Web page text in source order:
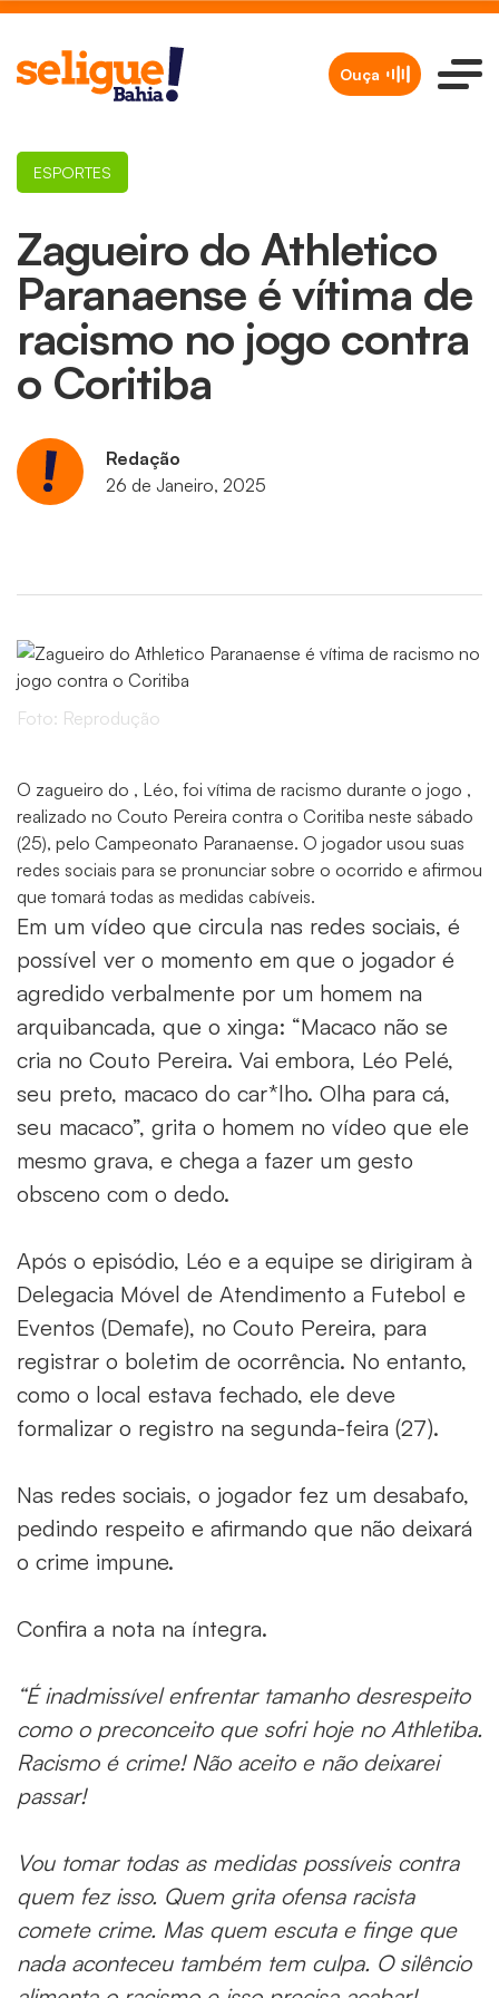
Ouça
Zagueiro do Athletico
Paranaense é vítima de
racismo no jogo contra
o Coritiba
ESPORTES
Redação
26 de Janeiro, 2025
Foto: Reprodução
O zagueiro do , Léo, foi vítima de racismo durante o jogo ,
realizado no Couto Pereira contra o Coritiba neste sábado
(25), pelo Campeonato Paranaense. O jogador usou suas
redes sociais para se pronunciar sobre o ocorrido e afirmou
que tomará todas as medidas cabíveis.
Em um vídeo que circula nas redes sociais, é
possível ver o momento em que o jogador é
agredido verbalmente por um homem na
arquibancada, que o xinga: “Macaco não se
cria no Couto Pereira. Vai embora, Léo Pelé,
seu preto, macaco do car*lho. Olha para cá,
seu macaco”, grita o homem no vídeo que ele
mesmo grava, e chega a fazer um gesto
obsceno com o dedo.
Após o episódio, Léo e a equipe se dirigiram à
Delegacia Móvel de Atendimento a Futebol e
Eventos (Demafe), no Couto Pereira, para
registrar o boletim de ocorrência. No entanto,
como o local estava fechado, ele deve
formalizar o registro na segunda-feira (27).
Nas redes sociais, o jogador fez um desabafo,
pedindo respeito e afirmando que não deixará
o crime impune.
Confira a nota na íntegra.
“É inadmissível enfrentar tamanho desrespeito
como o preconceito que sofri hoje no Athletiba.
Racismo é crime! Não aceito e não deixarei
passar!
Vou tomar todas as medidas possíveis contra
quem fez isso. Quem grita ofensa racista
comete crime. Mas quem escuta e finge que
nada aconteceu também tem culpa. O silêncio